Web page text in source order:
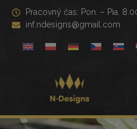
Pracovný čas: Pon. – Pia.
inf.ndesigns@gmail.com